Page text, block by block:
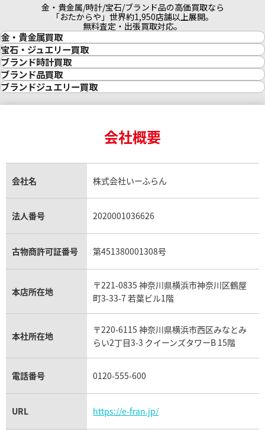
金・貴金属/時計/宝石/ブランド品の高価買取なら
「おたからや」世界約1,950店舗以上展開。
無料査定・出張買取対応。
金・貴金属買取
金買取
金の相場価格情報
金の参考買取価格一覧
インゴット買取
インゴットの相場価格情報
24金買取
金貨買取
貴金属買取
銀・シルバー買取
パラジウム買取
宝石・ジュエリー買取
宝石・ジュエリー買取
ダイヤモンド買取
ダイヤモンド・宝石の参考価格一覧
リング・結婚指輪買取
エメラルド買取
トパーズ買取
タンザナイト買取
キャッツアイ買取
アクアマリン買取
ブランド時計買取
時計買取
ロレックス買取
ロレックス デイトナ買取
ロレックス サブマリーナー買取
ロレックス エクスプローラー買取
ロレックス デイトジャスト買取
パテック フィリップノーチラス買取
ヴァシュロン・コンスタンタン買取
オメガ買取
カルティエ買取
フランク ミュラー買取
リシャール・ミル買取
パネライ買取
チューダー（チュードル）買取
ブランド品買取
ブランド買取
シャネル マトラッセ買取
セリーヌ買取
プラダ買取
ブランドジュエリー買取
ヴァンクリーフ＆アーペル買取
ショーメ買取
ダミアーニ買取
モーブッサン買取
会社概要
会社名 株式会社いーふらん
法人番号 2020001036626
古物商許可証番号 第451380001308号
本店所在地
〒221-0835 神奈川県横浜市神奈川区鶴屋
町3-33-7 若葉ビル1階
本社所在地
〒220-6115 神奈川県横浜市西区みなとみ
らい2丁目3-3 クイーンズタワーB 15階
電話番号 0120-555-600
URL https://e-fran.jp/